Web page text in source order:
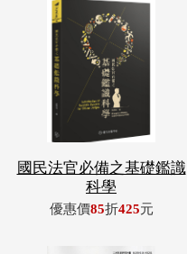
國民法官必備之基礎鑑識
科學
優惠價85折425元